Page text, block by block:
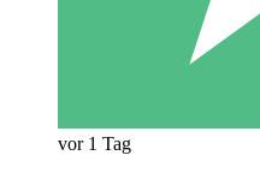
vor 1 Tag